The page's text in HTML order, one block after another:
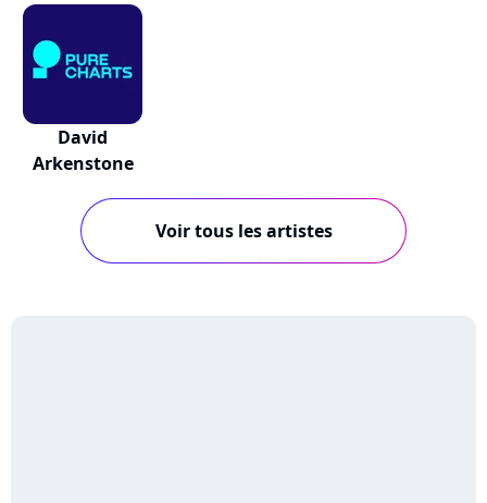
David
Arkenstone
Voir tous les artistes